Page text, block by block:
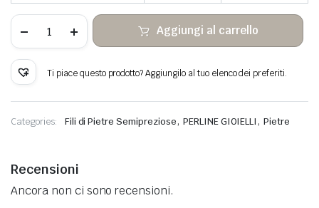
heishi
di
verde
avventurina
Aggiungi al carrello
Ti piace questo prodotto? Aggiungilo al tuo elenco dei preferiti.
Categories: Fili di Pietre Semipreziose, PERLINE GIOIELLI ,Pietre
Recensioni
Ancora non ci sono recensioni.